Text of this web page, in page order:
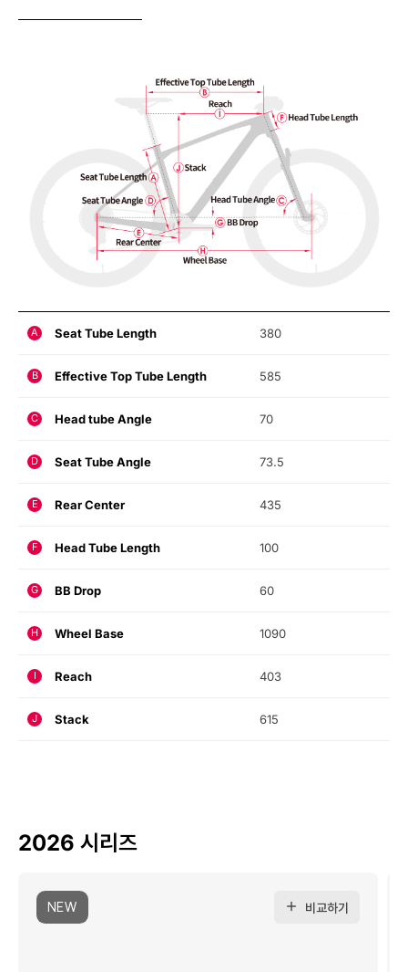
A Seat Tube Length 380
B Effective Top Tube Length 585
C Head tube Angle 70
D Seat Tube Angle 73.5
E Rear Center 435
F Head Tube Length 100
G BB Drop 60
H Wheel Base 1090
I Reach 403
J Stack 615
2026 시리즈
NEW 비교하기